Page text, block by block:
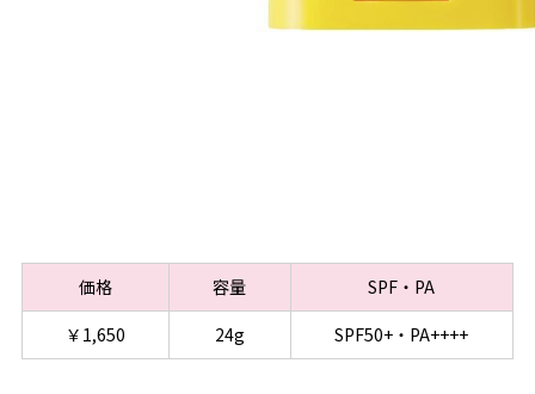
価格 容量
SPF・PA
￥1,650
24g SPF50+・PA++++